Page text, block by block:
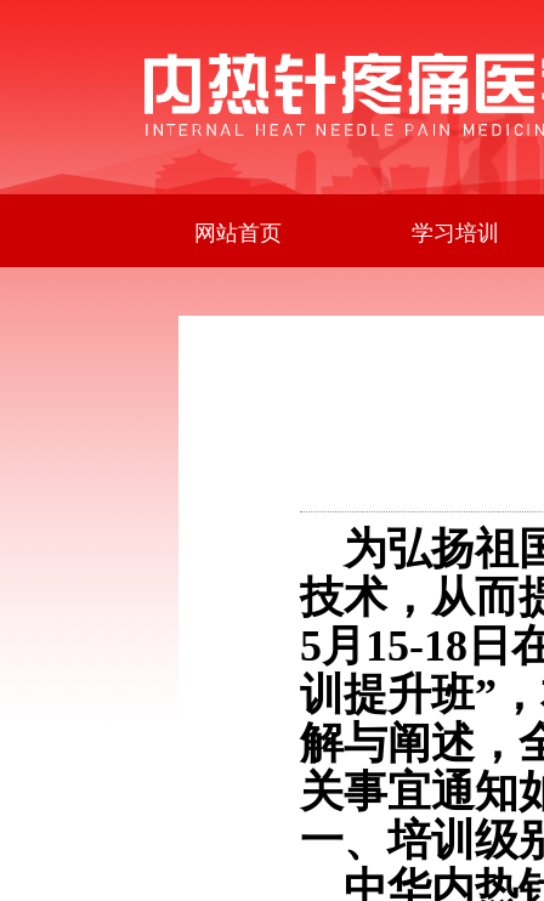
网站首页 学习培训
为弘扬祖
技术，从而
5月 15-18 日
训提升班”，
解与阐述，
关事宜通知
一、培训 级
中华内热